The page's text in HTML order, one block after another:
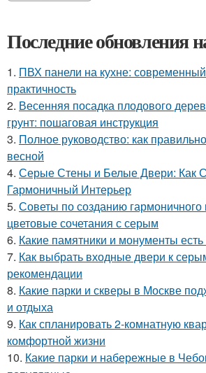
Последние обновления
1. ПВХ панели на кухне:
практичность
2. Весенняя посадка плодового
грунт: пошаговая инструкция
3. Полное руководство: как
весной
4. Серые Стены и Белые Двери: Как
Гармоничный Интерьер
5. Советы по созданию гармоничного
цветовые сочетания с серым
6. Какие памятники и монументы
7. Как выбрать входные двери к
рекомендации
8. Какие парки и скверы в Москве
и отдыха
9. Как спланировать 2-комнатную
комфортной жизни
10. Какие парки и набережные в